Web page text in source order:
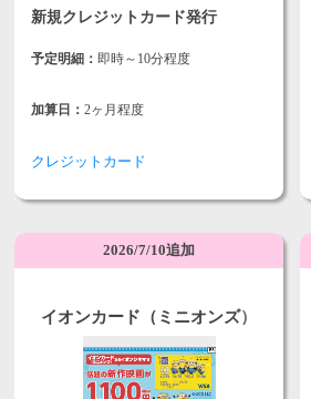
新規クレジットカード発行
予定明細： 即時～10分程度
加算日： 2ヶ月程度
クレジットカード
2026/7/10追加
イオンカード（ミニオンズ）